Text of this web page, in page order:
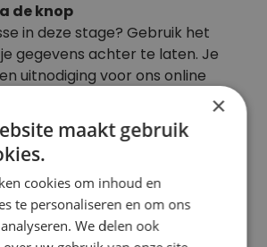
de knop
in deze stage? Gebruik het
gegevens achter te laten. Je
uitnodiging voor ons online
om een online
maken. Dit kan thuis op een
jou uitkomt. Na afronding
3 werkdagen contact op.
×
maakt gebruik
cookies om inhoud en
te personaliseren en om ons
We delen ook